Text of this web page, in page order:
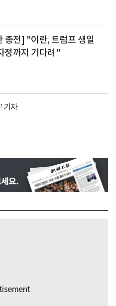
종전] "이란, 트럼프 생일
정까지 기다려"
기자